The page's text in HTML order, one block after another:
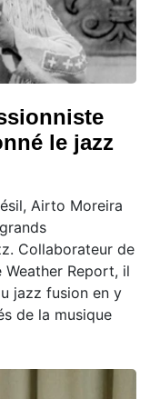
le jazz
Airto Moreira
Collaborateur de
Report, il
jazz fusion en y
de la musique